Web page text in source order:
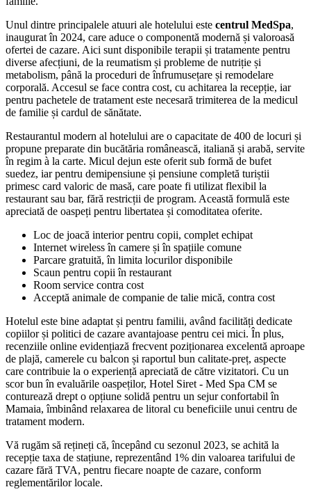
Unul dintre principalele atuuri ale hotelului este centrul MedSpa,
inaugurat în 2024, care aduce o componentă modernă și valoroasă
ofertei de cazare. Aici sunt disponibile terapii și tratamente pentru
diverse afecțiuni, de la reumatism și probleme de nutriție și
metabolism, până la proceduri de înfrumusețare și remodelare
corporală. Accesul se face contra cost, cu achitarea la recepție, iar
pentru pachetele de tratament este necesară trimiterea de la medicul
de familie și cardul de sănătate.
Restaurantul modern al hotelului are o capacitate de 400 de locuri și
propune preparate din bucătăria românească, italiană și arabă, servite
în regim à la carte. Micul dejun este oferit sub formă de bufet
suedez, iar pentru demipensiune și pensiune completă turiștii
primesc card valoric de masă, care poate fi utilizat flexibil la
restaurant sau bar, fără restricții de program. Această formulă este
apreciată de oaspeți pentru libertatea și comoditatea oferite.
Loc de joacă interior pentru copii, complet echipat
Internet wireless în camere și în spațiile comune
Parcare gratuită, în limita locurilor disponibile
Scaun pentru copii în restaurant
Room service contra cost
Acceptă animale de companie de talie mică, contra cost
Hotelul este bine adaptat și pentru familii, având facilități dedicate
copiilor și politici de cazare avantajoase pentru cei mici. În plus,
recenziile online evidențiază frecvent poziționarea excelentă aproape
de plajă, camerele cu balcon și raportul bun calitate-preț, aspecte
care contribuie la o experiență apreciată de către vizitatori. Cu un
scor bun în evaluările oaspeților, Hotel Siret - Med Spa CM se
conturează drept o opțiune solidă pentru un sejur confortabil în
Mamaia, îmbinând relaxarea de litoral cu beneficiile unui centru de
tratament modern.
Vă rugăm să rețineți că, începând cu sezonul 2023, se achită la
recepție taxa de stațiune, reprezentând 1% din valoarea tarifului de
cazare fără TVA, pentru fiecare noapte de cazare, conform
reglementărilor locale.